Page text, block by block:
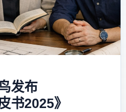
家居文化
创意家居
发布
书2025》